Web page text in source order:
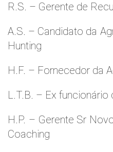
R.S. – Gerente de
A.S. – Candidato da
Hunting
H.F. – Fornecedor da
L.T.B. – Ex funcionário
H.P. – Gerente Sr
Coaching